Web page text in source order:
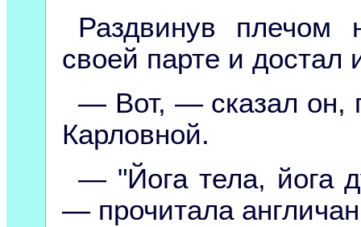
Раздвинув
своей парте и достал
— Вот, — сказал он,
Карловной.
— "Йога тела, йога
— прочитала